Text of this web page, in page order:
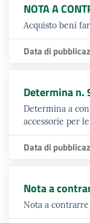
NOTA A
Acquisto beni
Data di
Determina
Determina a
accessorie per
Data di
Nota a
Nota a